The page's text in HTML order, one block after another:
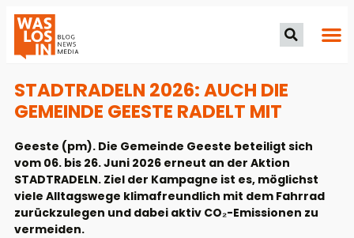
STADTRADELN 2026: AUCH DIE
GEMEINDE GEESTE RADELT MIT
Geeste (pm). Die Gemeinde Geeste beteiligt sich
vom 06. bis 26. Juni 2026 erneut an der Aktion
STADTRADELN. Ziel der Kampagne ist es, möglichst
viele Alltagswege klimafreundlich mit dem Fahrrad
zurückzulegen und dabei aktiv CO₂-Emissionen zu
vermeiden.